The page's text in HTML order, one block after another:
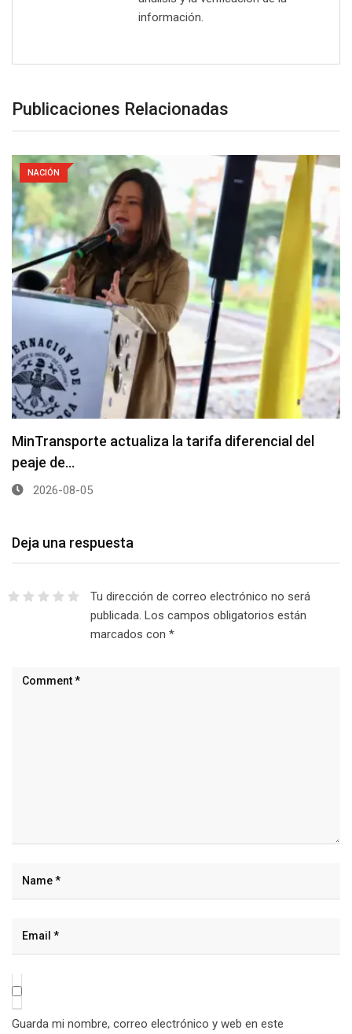
información.
Publicaciones Relacionadas
NACIÓN
MinTransporte actualiza la tarifa diferencial del
peaje de…
2026-08-05
Deja una respuesta
Tu dirección de correo electrónico no será
publicada. Los campos obligatorios están
marcados con *
Guarda mi nombre, correo electrónico y web en este